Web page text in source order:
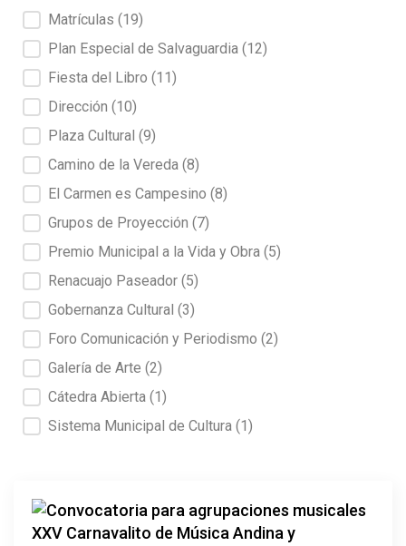
Matrículas (19)
Plan Especial de Salvaguardia (12)
Fiesta del Libro (11)
Dirección (10)
Plaza Cultural (9)
Camino de la Vereda (8)
El Carmen es Campesino (8)
Grupos de Proyección (7)
Premio Municipal a la Vida y Obra (5)
Renacuajo Paseador (5)
Gobernanza Cultural (3)
Foro Comunicación y Periodismo (2)
Galería de Arte (2)
Cátedra Abierta (1)
Sistema Municipal de Cultura (1)